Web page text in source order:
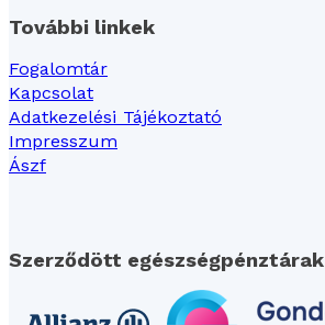
További linkek
Fogalomtár
Kapcsolat
Adatkezelési Tájékoztató
Impresszum
Ászf
Szerződött egészségpénztárak